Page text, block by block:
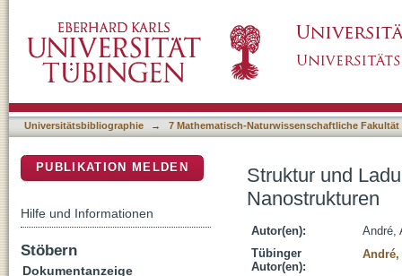
Universitätsbibliographie → 7 Mathematisch-Naturwissenschaftliche Fakultät
Struktur und
Nanostrukturen
Autor(en):
André,
Tübinger
Autor(en):
André,
PUBLIKATION MELDEN
Hilfe und Informationen
Stöbern
Dokumentanzeige